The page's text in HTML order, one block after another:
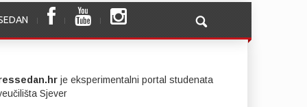
je eksperimentalni portal studenata
Sjever